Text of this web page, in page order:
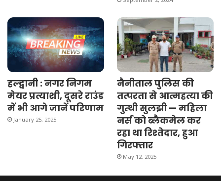
हल्द्वानी : नगर निगम
मेयर प्रत्याशी, दूसरे राउंड
में भी आगे जानें परिणाम
January 25, 2025
नैनीताल पुलिस की
तत्परता से आत्महत्या की
गुत्थी सुलझी — महिला
नर्स को ब्लैकमेल कर
रहा था रिश्तेदार, हुआ
गिरफ्तार
May 12, 2025